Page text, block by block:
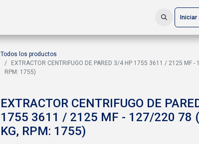
Todos los productos
EXTRACTOR CENTRIFUGO DE PARED 3/4 HP 1755 3611 / 2125 MF -
RPM: 1755)
EXTRACTOR CENTRIFUGO DE
1755 3611 / 2125 MF - 127/220 78
KG, RPM: 1755)